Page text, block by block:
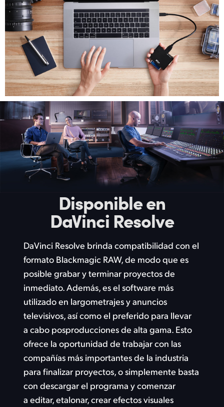
Disponible en
DaVinci Resolve
DaVinci Resolve brinda compatibilidad con el
formato Blackmagic RAW, de modo que es
posible grabar y terminar proyectos de
inmediato.Además, esel software más
utilizado en largometrajes y anuncios
televisivos, así como el preferido para llevar
a cabo posproducciones de alta gama. Esto
ofrece la oportunidad de trabajar con las
compañías más importantes de la industria
para finalizar proyectos, o simplemente basta
con descargar el programa y comenzar
a editar, etalonar, crear efectos visuales